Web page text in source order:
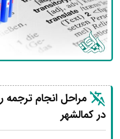
مراحل انجام ترجمه
در کمالشهر